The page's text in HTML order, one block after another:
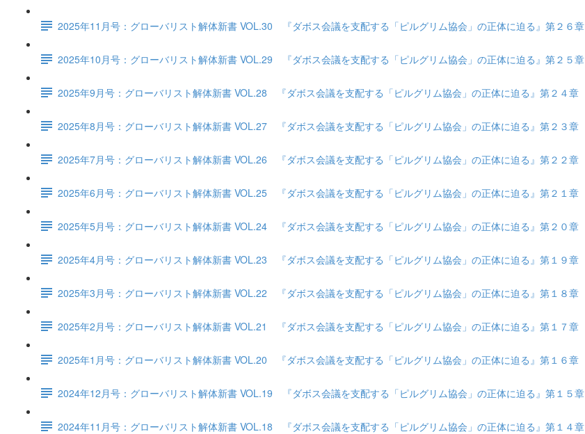
2025年11月号：グローバリスト解体新書 VOL.30 『ダボス会議を支配する「ピルグリム協会」の正体に迫る』第２６章
2025年10月号：グローバリスト解体新書 VOL.29 『ダボス会議を支配する「ピルグリム協会」の正体に迫る』第２５章
2025年9月号：グローバリスト解体新書 VOL.28 『ダボス会議を支配する「ピルグリム協会」の正体に迫る』第２４章
2025年8月号：グローバリスト解体新書 VOL.27 『ダボス会議を支配する「ピルグリム協会」の正体に迫る』第２３章
2025年7月号：グローバリスト解体新書 VOL.26 『ダボス会議を支配する「ピルグリム協会」の正体に迫る』第２２章
2025年6月号：グローバリスト解体新書 VOL.25 『ダボス会議を支配する「ピルグリム協会」の正体に迫る』第２１章
2025年5月号：グローバリスト解体新書 VOL.24 『ダボス会議を支配する「ピルグリム協会」の正体に迫る』第２０章
2025年4月号：グローバリスト解体新書 VOL.23 『ダボス会議を支配する「ピルグリム協会」の正体に迫る』第１９章
2025年3月号：グローバリスト解体新書 VOL.22 『ダボス会議を支配する「ピルグリム協会」の正体に迫る』第１８章
2025年2月号：グローバリスト解体新書 VOL.21 『ダボス会議を支配する「ピルグリム協会」の正体に迫る』第１７章
2025年1月号：グローバリスト解体新書 VOL.20 『ダボス会議を支配する「ピルグリム協会」の正体に迫る』第１６章
2024年12月号：グローバリスト解体新書 VOL.19 『ダボス会議を支配する「ピルグリム協会」の正体に迫る』第１５章
2024年11月号：グローバリスト解体新書 VOL.18 『ダボス会議を支配する「ピルグリム協会」の正体に迫る』第１４章